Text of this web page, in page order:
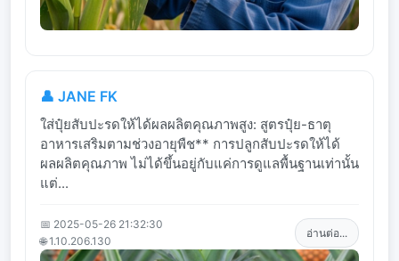
👤 JANE FK
ใส่ปุ๋ยสับปะรดให้ได้ผลผลิตคุณภาพสูง: สูตรปุ๋ย-ธาตุ
อาหารเสริมตามช่วงอายุพืช** การปลูกสับปะรดให้ได้
ผลผลิตคุณภาพ ไม่ได้ขึ้นอยู่กับแค่การดูแลพื้นฐานเท่านั้น
แต่...
📅 2025-05-26 21:32:30
🌐 1.10.206.130
อ่านต่อ...